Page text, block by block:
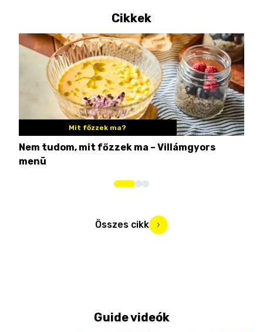
Cikkek
Mit főzzek ma?
Nem tudom, mit főzzek ma – Villámgyors
menü
Összes cikk
Guide videók